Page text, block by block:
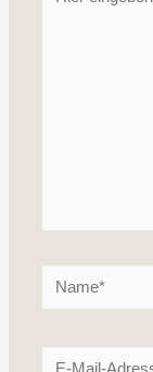
Name*
E-